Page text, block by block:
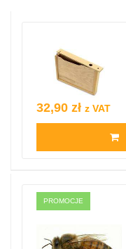
32,90 zł z VAT
PROMOCJE